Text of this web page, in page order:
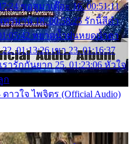
ขอสูมาเต๊อะ 16. 00:51:11
รมาน 18. 00:58:25 รักนี้สีดำ
หยาดน้ำฝนหยดน้ำตา
01:13:26 เขา 23. 01:16:37
ารักกันยาก 25. 01:23:06 หัวใจ
ก
ดาวใจ ไพจิตร (Official Audio)